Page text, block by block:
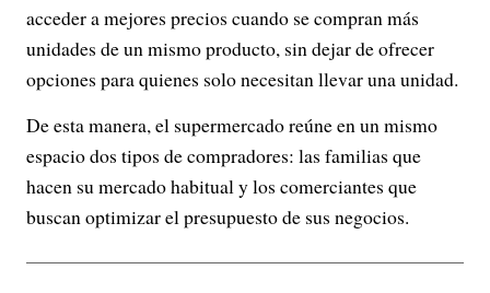
acceder a mejores precios cuando se compran más
unidades de un mismo producto, sin dejar de ofrecer
opciones para quienes solo necesitan llevar una unidad.
De esta manera, el supermercado reúne en un mismo
espacio dos tipos de compradores: las familias que
hacen su mercado habitual y los comerciantes que
buscan optimizar el presupuesto de sus negocios.